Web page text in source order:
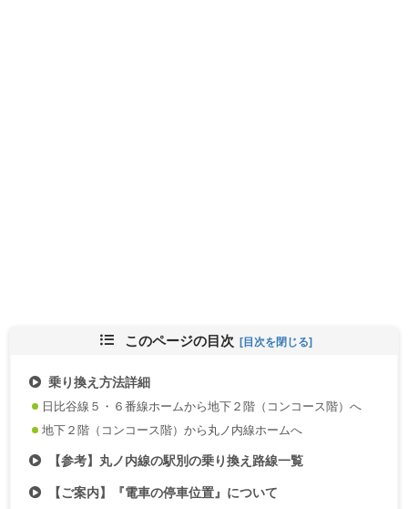
このページの目次
乗り換え方法詳細
日比谷線５・６番線ホームから地下２階（コンコース階）へ
地下２階（コンコース階）から丸ノ内線ホームへ
【参考】丸ノ内線の駅別の乗り換え路線一覧
【ご案内】『電車の停車位置』について